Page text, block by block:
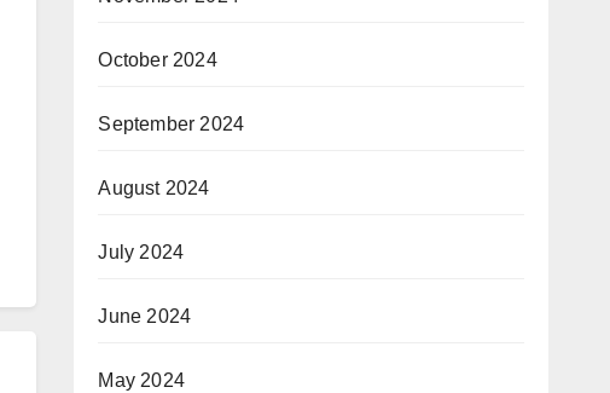
October 2024
September 2024
August 2024
July 2024
June 2024
May 2024